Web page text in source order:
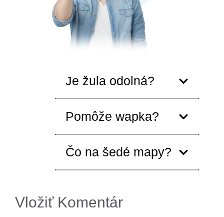
Je žula odolná?
Pomôže wapka?
Čo na šedé mapy?
Vložiť Komentár